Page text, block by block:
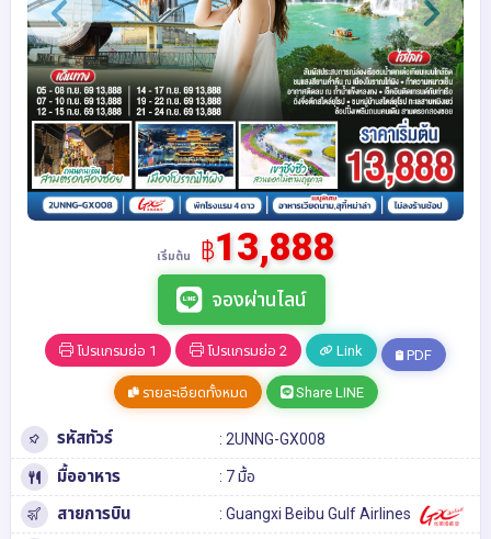
เริ่มต้น ฿13,888
จองผ่านไลน์
โปรแกรมย่อ 1 โปรแกรมย่อ 2 Link PDF
รายละเอียดทั้งหมด Share LINE
รหัสทัวร์ : 2UNNG-GX008
มื้ออาหาร : 7 มื้อ
สายการบิน : Guangxi Beibu Gulf Airlines